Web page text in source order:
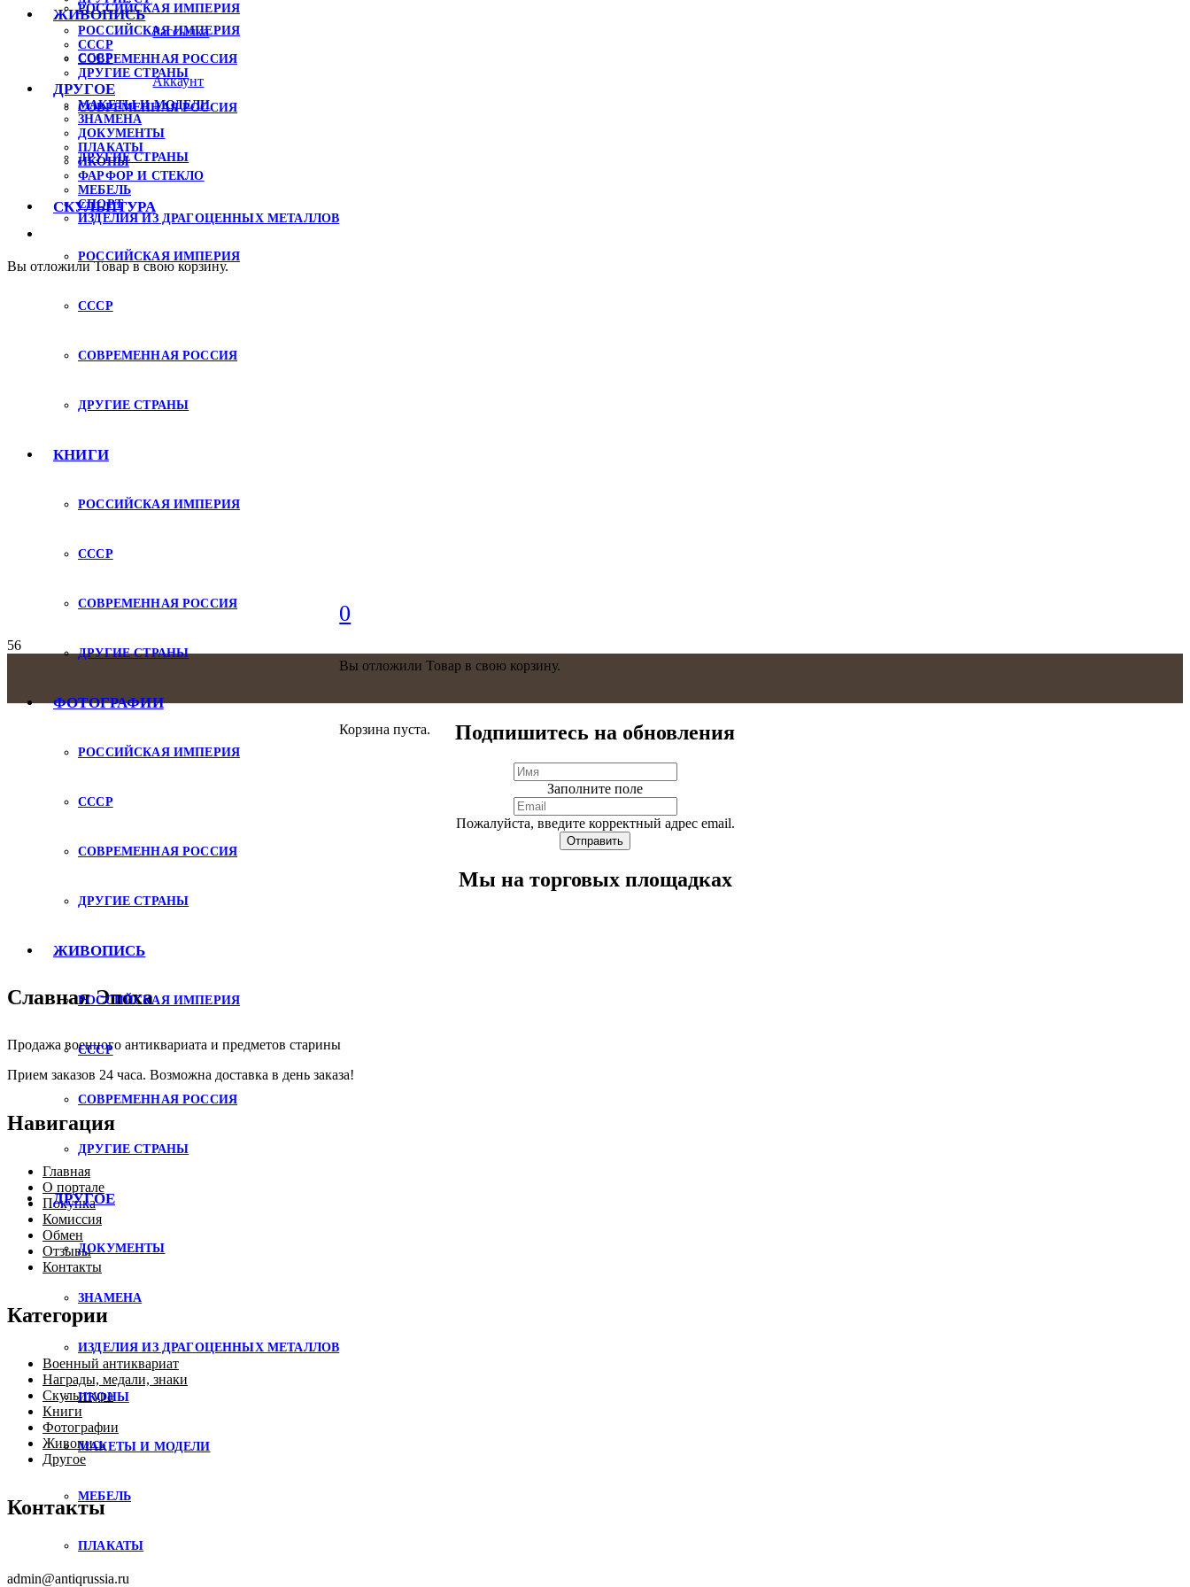
Рассылка
Аккаунт
ЖИВОПИСЬ
РОССИЙСКАЯ ИМПЕРИЯ
СССР
СОВРЕМЕННАЯ РОССИЯ
ДРУГИЕ СТРАНЫ
ДРУГОЕ
МАКЕТЫ И МОДЕЛИ
ЗНАМЕНА
ДОКУМЕНТЫ
ПЛАКАТЫ
ИКОНЫ
ФАРФОР И СТЕКЛО
МЕБЕЛЬ
СПОРТ
ИЗДЕЛИЯ ИЗ ДРАГОЦЕННЫХ МЕТАЛЛОВ
Вы отложилиТоварв свою корзину.
РОССИЙСКАЯ ИМПЕРИЯ
СССР
СОВРЕМЕННАЯ РОССИЯ
ДРУГИЕ СТРАНЫ
СКУЛЬПТУРА
РОССИЙСКАЯ ИМПЕРИЯ
СССР
СОВРЕМЕННАЯ РОССИЯ
ДРУГИЕ СТРАНЫ
КНИГИ
РОССИЙСКАЯ ИМПЕРИЯ
СССР
СОВРЕМЕННАЯ РОССИЯ
ДРУГИЕ СТРАНЫ
ФОТОГРАФИИ
РОССИЙСКАЯ ИМПЕРИЯ
СССР
СОВРЕМЕННАЯ РОССИЯ
ДРУГИЕ СТРАНЫ
ЖИВОПИСЬ
РОССИЙСКАЯ ИМПЕРИЯ
СССР
СОВРЕМЕННАЯ РОССИЯ
ДРУГИЕ СТРАНЫ
ДРУГОЕ
ДОКУМЕНТЫ
ЗНАМЕНА
ИЗДЕЛИЯ ИЗ ДРАГОЦЕННЫХ МЕТАЛЛОВ
ИКОНЫ
МАКЕТЫ И МОДЕЛИ
МЕБЕЛЬ
ПЛАКАТЫ
0
Вы отложилиТовар в свою корзину.
Корзина пуста. Подпишитесь на обновления
Заполните поле
Пожалуйста, введите корректный адрес email.
Отправить
Мы на торговых площадках
Славная Эпоха
Продажа военного антиквариата и предметов старины
Прием заказов 24 часа. Возможна доставка в день заказа!
Навигация
Главная
О портале
Покупка
Комиссия
Обмен
Отзывы
Контакты
Категории
Военный антиквариат
Награды, медали, знаки
Скульптура
Книги
Фотографии
Живопись
Другое
Контакты
admin@antiqrussia.ru